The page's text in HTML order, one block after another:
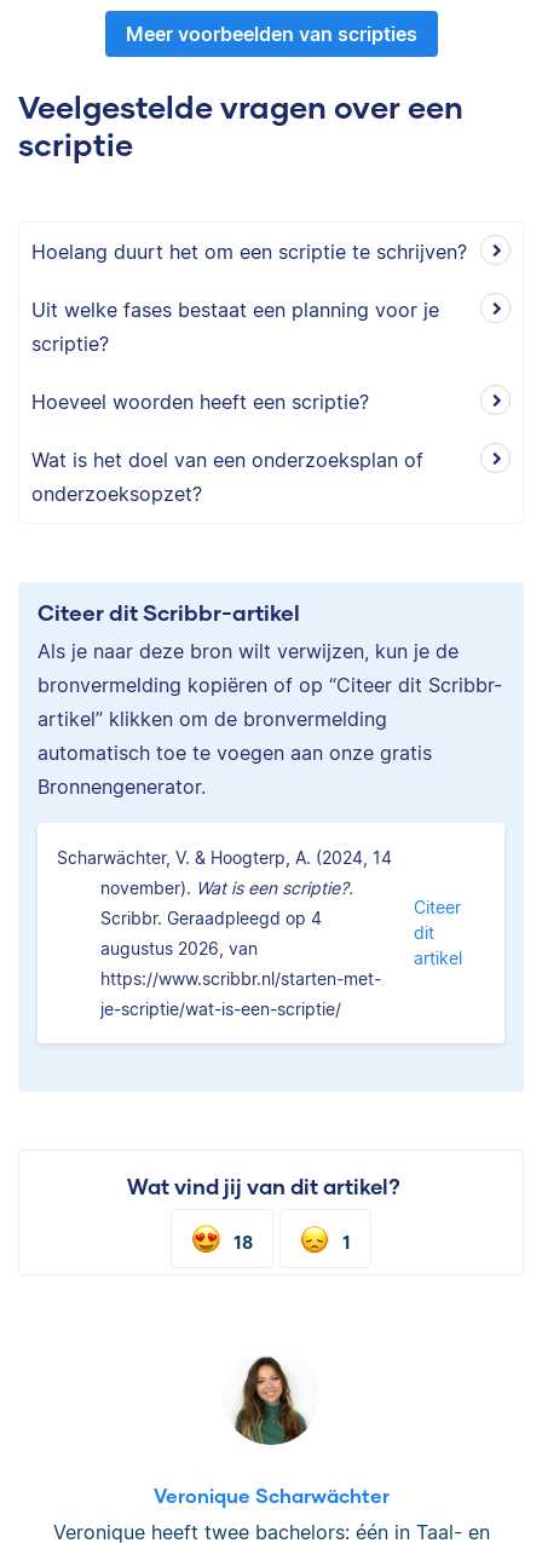
Meer voorbeelden van scripties
Veelgestelde vragen over een
scriptie
Hoelang duurt het om een scriptie te schrijven?
Uit welke fases bestaat een planning voor je
scriptie?
Hoeveel woorden heeft een scriptie?
Wat is het doel van een onderzoeksplan of
onderzoeksopzet?
Citeer dit Scribbr-artikel
Als je naar deze bron wilt verwijzen, kun je de
bronvermelding kopiëren of op “Citeer dit Scribbr-
artikel” klikken om de bronvermelding
automatisch toe te voegen aan onze gratis
Bronnengenerator.
Scharwächter, V. & Hoogterp, A. (2024, 14
november). Wat is een scriptie?.
Scribbr. Geraadpleegd op 4
augustus 2026, van
https://www.scribbr.nl/starten-met-
je-scriptie/wat-is-een-scriptie/
Citeer
dit
artikel
Wat vind jij van dit artikel?
18 1
Veronique Scharwächter
Veronique heeft twee bachelors: één in Taal- en